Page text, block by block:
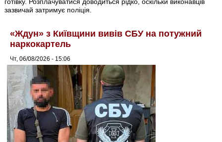
зазвичай затримує поліція.
«Ждун» з Київщини вивів СБУ на потужний
наркокартель
Чт, 06/08/2026 - 15:06